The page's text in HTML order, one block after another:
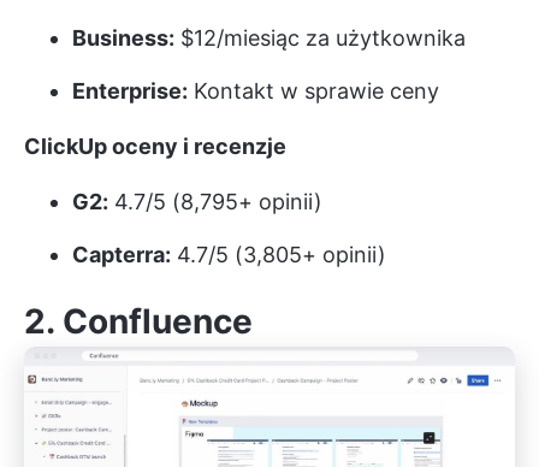
Business: $12/miesiąc za użytkownika
Enterprise: Kontakt w sprawie ceny
ClickUp oceny i recenzje
G2: 4.7/5 (8,795+ opinii)
Capterra: 4.7/5 (3,805+ opinii)
2. Confluence